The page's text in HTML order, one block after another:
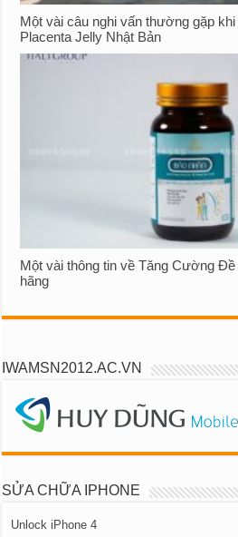
Một vài câu nghi vấn thường gặp
Placenta Jelly Nhật Bản
Một vài thông tin về Tăng Cường
hãng
IWAMSN2012.AC.VN
SỬA CHỮA IPHONE
Unlock iPhone 4